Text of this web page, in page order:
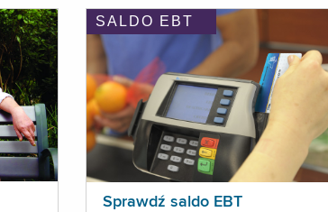
SALDO EBT
Sprawdź saldo EBT